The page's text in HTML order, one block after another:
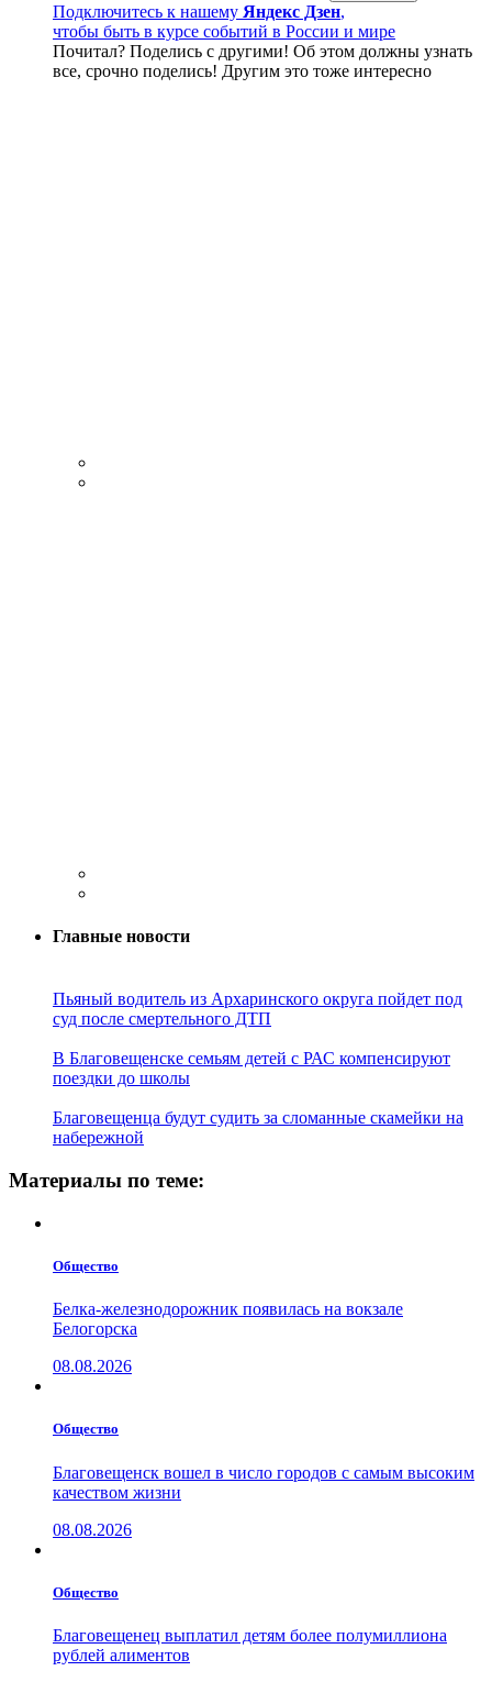
Подключитесь к нашему Яндекс Дзен,
чтобы быть в курсе событий в России и мире
Почитал? Поделись с другими! Об этом должны узнать
все, срочно поделись! Другим это тоже интересно
Главные новости
Пьяный водитель из Архаринского округа пойдет под
суд после смертельного ДТП
В Благовещенске семьям детей с РАС компенсируют
поездки до школы
Благовещенца будут судить за сломанные скамейки на
набережной
Материалы по теме:
Общество
Белка-железнодорожник появилась на вокзале
Белогорска
08.08.2026
Общество
Благовещенск вошел в число городов с самым высоким
качеством жизни
08.08.2026
Общество
Благовещенец выплатил детям более полумиллиона
рублей алиментов